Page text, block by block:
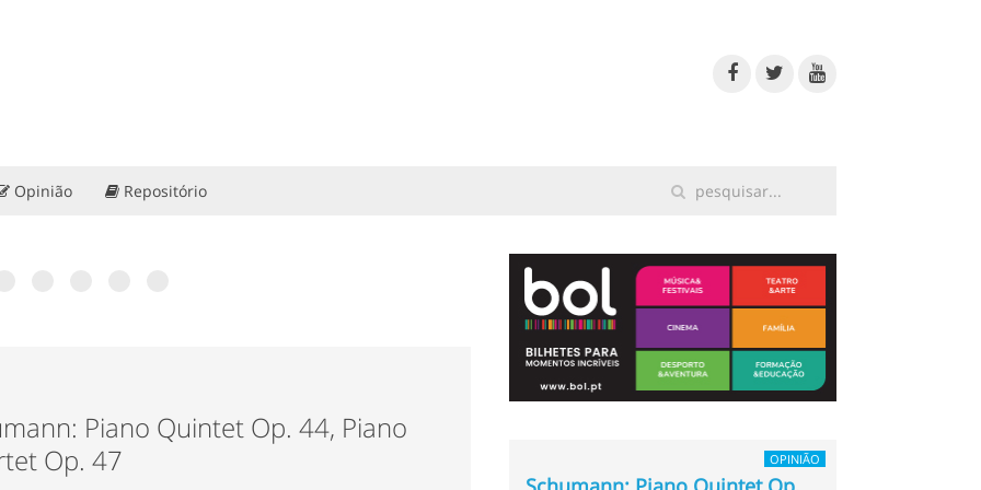
Opinião Repositório
Piano Quintet Op. 44, Piano
Op. 47
OPINIÃO